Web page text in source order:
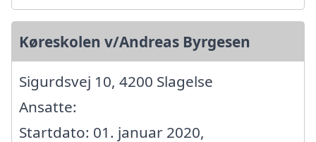
Køreskolen v/Andreas Byrgesen
Sigurdsvej 10, 4200 Slagelse
Ansatte:
Startdato: 01. januar 2020,